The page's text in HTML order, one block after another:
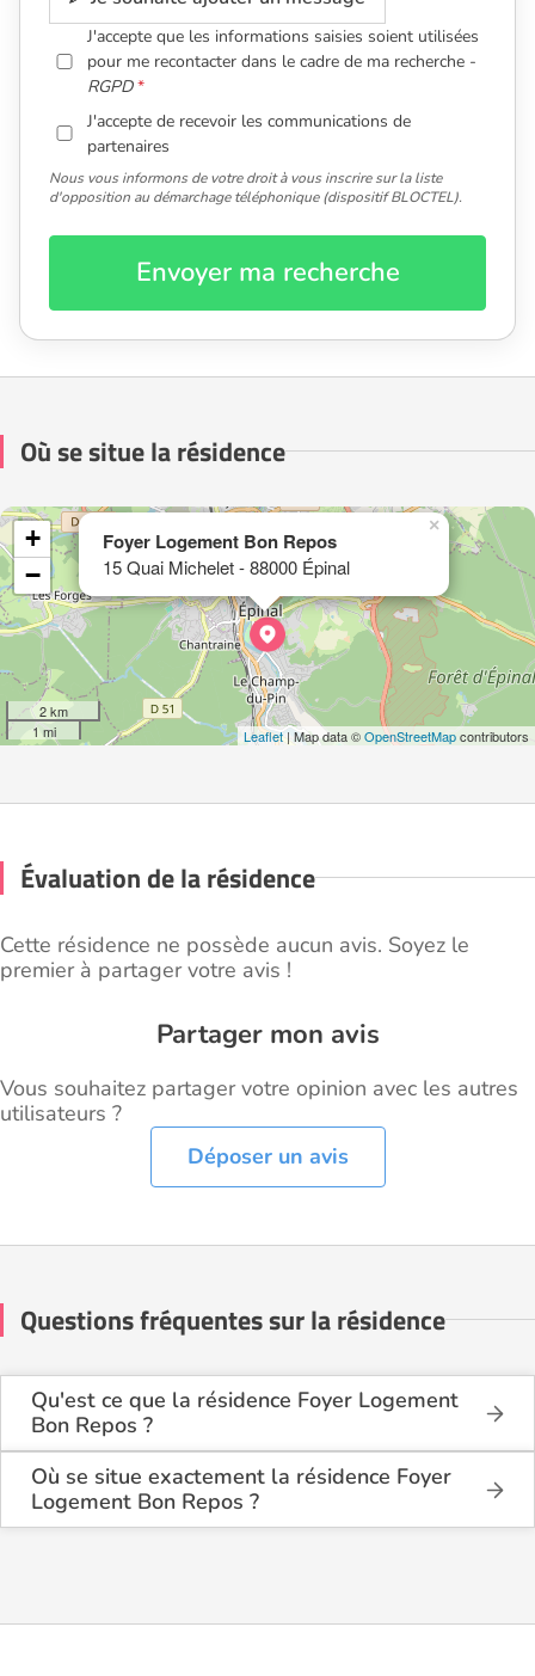
J'accepte que les informations saisies soient utilisées
pour me recontacter dans le cadre de ma recherche -
RGPD
J'accepte de recevoir les communications de
partenaires
Nous vous informons de votre droit à vous inscrire sur la liste
d'opposition au démarchage téléphonique (dispositif BLOCTEL).
Envoyer ma recherche
Où se situe la résidence
Foyer Logement Bon Repos
15 Quai Michelet - 88000 Épinal
×
+
−
2 km
1 mi
Leaflet| Map data ©OpenStreetMapcontributors
Évaluation de la résidence
Cette résidence ne possède aucun avis. Soyez le
premier à partager votre avis !
Partager mon avis
Vous souhaitez partager votre opinion avec les autres
utilisateurs ?
Déposer un avis
Questions fréquentes sur la résidence
Qu'est ce que la résidence Foyer Logement
Bon Repos ?
La résidence Foyer Logement Bon Repos est une
résidence seniors de type foyer logement -
résidence autonomie .
Où se situe exactement la résidence Foyer
Logement Bon Repos ?
La résidence Foyer Logement Bon Repos est située